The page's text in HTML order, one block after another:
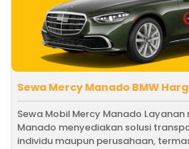
Sewa Mercy Manado BMW
Sewa Mobil Mercy Manado
Manado menyediakan solusi
individu maupun perusahaan,